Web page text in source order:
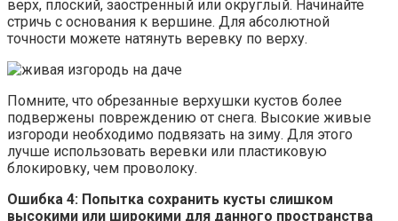
верх, плоский, заостренный или округлый. Начинайте
стричь с основания к вершине. Для абсолютной
точности можете натянуть веревку по верху.
Помните, что обрезанные верхушки кустов более
подвержены повреждению от снега. Высокие живые
изгороди необходимо подвязать на зиму. Для этого
лучше использовать веревки или пластиковую
блокировку, чем проволоку.
Ошибка 4: Попытка сохранить кусты слишком
высокими или широкими для данного пространства